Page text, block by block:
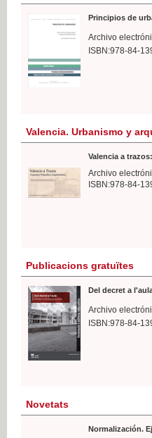
Principios de
Archivo
ISBN:978-84-
Valencia. Urbanismo y
Valencia a
Archivo
ISBN:978-84-
Publicacions gratuïtes
Del decret a
Archivo
ISBN:978-84-
Novetats
Normalización.